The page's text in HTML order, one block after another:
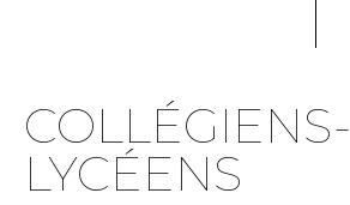
COLLÉGIENS-
LYCÉENS